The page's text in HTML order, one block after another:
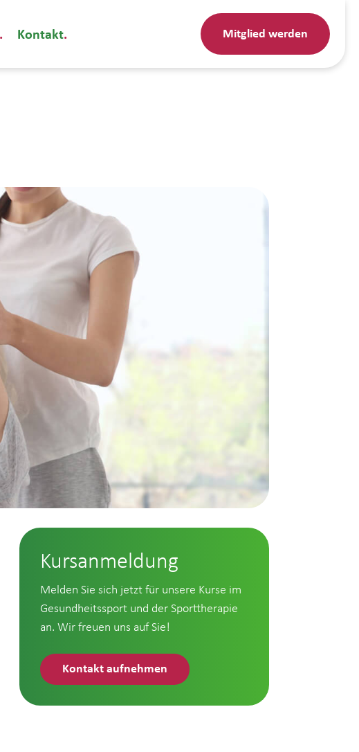
Kontakt Mitglied werden
Kursanmeldung
Melden Sie sich jetzt für unsere Kurse im
Gesundheitssport und der Sporttherapie
an. Wir freuen uns auf Sie!
Kontakt aufnehmen